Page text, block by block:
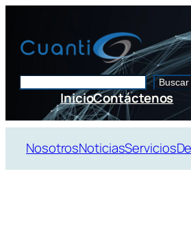
contenido
Buscar
Buscar
InicioContáctenos
NosotrosNoticiasServicios